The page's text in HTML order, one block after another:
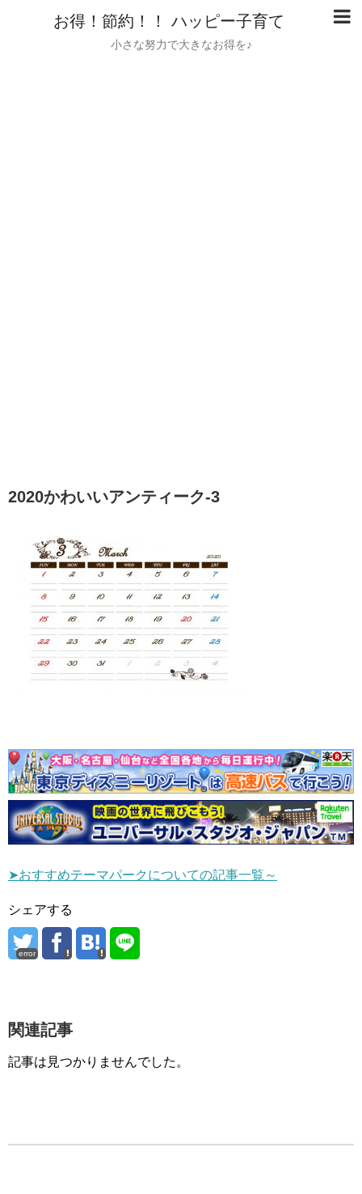
お得！節約！！ ハッピー子育て
小さな努力で大きなお得を♪
2020かわいいアンティーク-3
➤おすすめテーマパークについての記事一覧～
シェアする
error
関連記事
記事は見つかりませんでした。